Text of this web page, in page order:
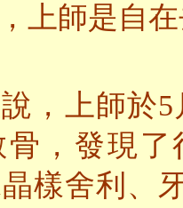
上師是自
，上師於5
，發現
樣舍利、